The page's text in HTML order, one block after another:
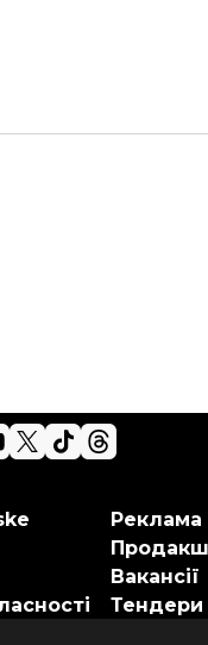
Реклама
Вакансії
Тендери